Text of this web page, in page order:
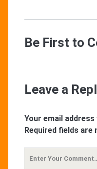
Be First to
Leave a
Your email
Required fields are